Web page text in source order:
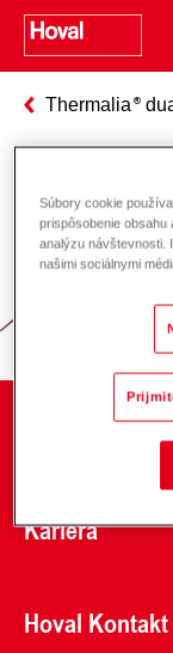
Thermalia
O spoločnosti
Kariéra
Hoval Kontakt
Súbory cookie
prispôsobenie obsahu
analýzu návštevnosti.
našimi sociálnymi